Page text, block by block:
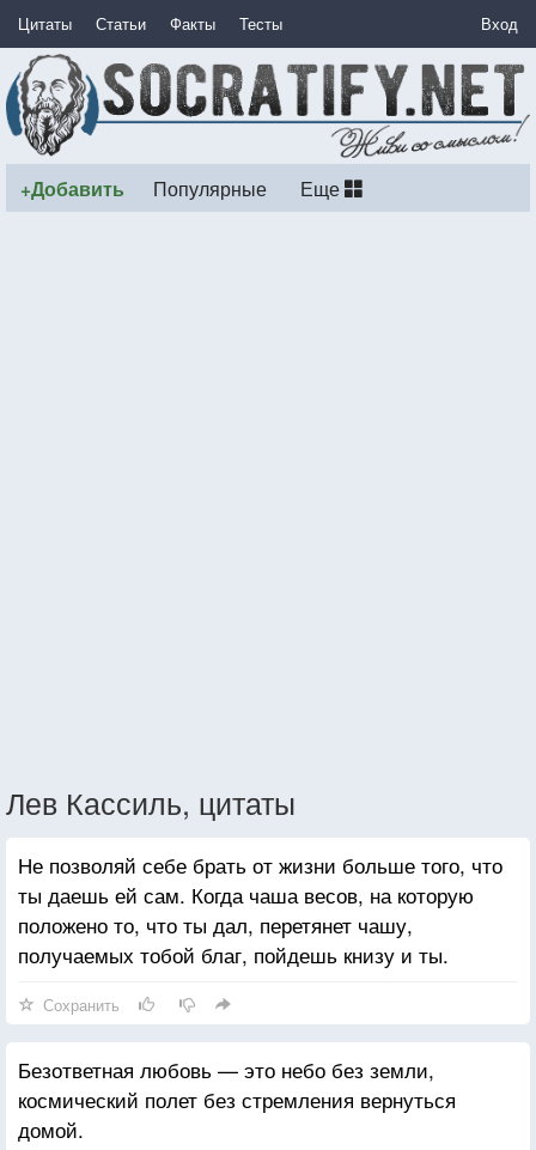
Цитаты Статьи Факты Тесты Вход
+Добавить Популярные Еще
Лев Кассиль, цитаты
Не позволяй себе брать от жизни больше того, что
ты даешь ей сам. Когда чаша весов, на которую
положено то, что ты дал, перетянет чашу,
получаемых тобой благ, пойдешь книзу и ты.
Сохранить
Безответная любовь — это небо без земли,
космический полет без стремления вернуться
домой.